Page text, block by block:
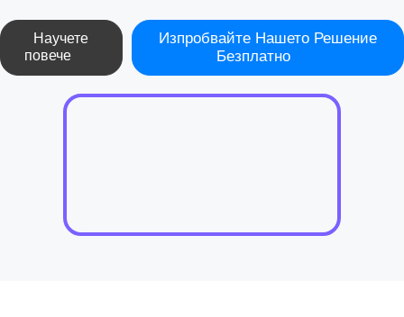
Научете
повече
Изпробвайте Нашето Решение
Безплатно